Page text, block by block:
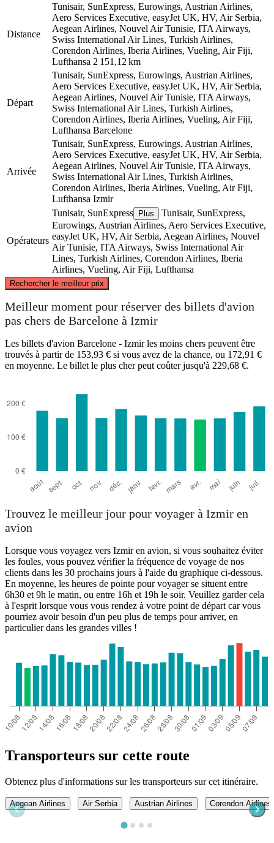
Distance
Tunisair, SunExpress, Eurowings, Austrian Airlines,
Aero Services Executive, easyJet UK, HV, Air Serbia,
Aegean Airlines, Nouvel Air Tunisie, ITA Airways,
Swiss International Air Lines, Turkish Airlines,
Corendon Airlines, Iberia Airlines, Vueling, Air Fiji,
Lufthansa 2 151,12 km
Départ
Tunisair, SunExpress, Eurowings, Austrian Airlines,
Aero Services Executive, easyJet UK, HV, Air Serbia,
Aegean Airlines, Nouvel Air Tunisie, ITA Airways,
Swiss International Air Lines, Turkish Airlines,
Corendon Airlines, Iberia Airlines, Vueling, Air Fiji,
Lufthansa Barcelone
Arrivée
Tunisair, SunExpress, Eurowings, Austrian Airlines,
Aero Services Executive, easyJet UK, HV, Air Serbia,
Aegean Airlines, Nouvel Air Tunisie, ITA Airways,
Swiss International Air Lines, Turkish Airlines,
Corendon Airlines, Iberia Airlines, Vueling, Air Fiji,
Lufthansa Izmir
Opérateurs
Tunisair, SunExpress Plus
Tunisair, SunExpress,
Eurowings, Austrian Airlines, Aero Services Executive,
easyJet UK, HV, Air Serbia, Aegean Airlines, Nouvel
Air Tunisie, ITA Airways, Swiss International Air
Lines, Turkish Airlines, Corendon Airlines, Iberia
Airlines, Vueling, Air Fiji, Lufthansa
Rechercher le meilleur prix
Barcelona
©CARTO, ©OpenStreetMap
Meilleur moment pour réserver des billets d'avion
pas chers de Barcelone à Izmir
Les billets d'avion Barcelone - Izmir les moins chers peuvent être
trouvés à partir de 153,93 € si vous avez de la chance, ou 172,91 €
en moyenne. Le billet le plus cher peut coûter jusqu'à 229,68 €.
Trouvez le meilleur jour pour voyager à Izmir en
avion
Lorsque vous voyagez vers Izmir en avion, si vous souhaitez éviter
les foules, vous pouvez vérifier la fréquence de voyage de nos
clients dans les 30 prochains jours à l'aide du graphique ci-dessous.
En moyenne, les heures de pointe pour voyager se situent entre
6h30 et 9h le matin, ou entre 16h et 19h le soir. Veuillez garder cela
à l'esprit lorsque vous vous rendez à votre point de départ car vous
pourriez avoir besoin d'un peu plus de temps pour arriver, en
particulier dans les grandes villes !
Transporteurs sur cette route
Obtenez plus d'informations sur les transporteurs sur cet itinéraire.
Aegean Airlines Air Serbia Austrian Airlines Corendon Airlines